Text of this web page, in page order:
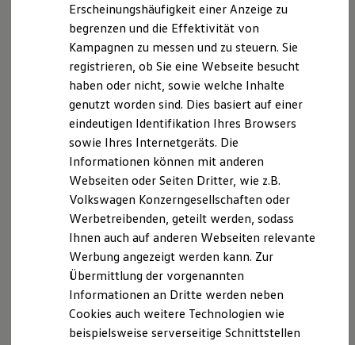
Marke und Erlebnis
Volkswagen R und R Experience
R-Modelle
R Experience
Driving Experience
Volkswagen entdecken
Werkbesichtigung
Lifestyle Shop
T-Roc Kollektion
Golf Kollektion
Volkswagen Kollektion
R-Kollektion
GTI Kollektion
Fußball Drop
we drive football
#wedriveproud
Besitzer und Service
myVolkswagen
Software Updates
Service und Ersatzteile
Inspektion und HU/AU
Wasserdicht 2.0 Ja
Batteriegerät Nein
Schlafmodus Nein
Einsatzgebiete M5700N
Verbrennermotor Ja
E-Fahrzeug und
Plug-in-Hybrid
Nein
Wohnmobile und
Gerät ist in diesem Gebiet
bedingt einsetzbar
Erscheinungshäufigkeit einer Anzeige zu
begrenzen und die Effektivität von
Kampagnen zu messen und zu steuern. Sie
registrieren, ob Sie eine Webseite besucht
haben oder nicht, sowie welche Inhalte
genutzt worden sind. Dies basiert auf einer
eindeutigen Identifikation Ihres Browsers
sowie Ihres Internetgeräts. Die
Informationen können mit anderen
Webseiten oder Seiten Dritter, wie z.B.
Volkswagen Konzerngesellschaften oder
Werbetreibenden, geteilt werden, sodass
Ihnen auch auf anderen Webseiten relevante
Werbung angezeigt werden kann. Zur
Übermittlung der vorgenannten
Informationen an Dritte werden neben
Cookies auch weitere Technologien wie
beispielsweise serverseitige Schnittstellen